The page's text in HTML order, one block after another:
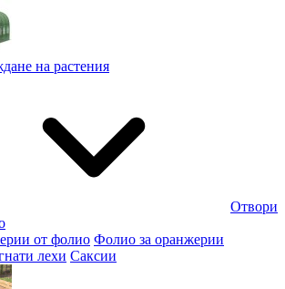
на растения
Отвори
от фолио Фолио за оранжерии
лехи Саксии